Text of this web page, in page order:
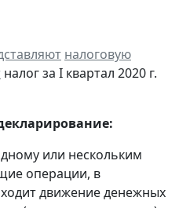
налоговую
налог за I квартал 2020 г.
или нескольким
операции, в
движение денежных